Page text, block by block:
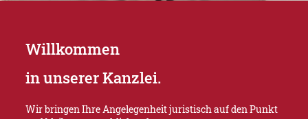
Willkommen
in unserer Kanzlei.
Wir bringen Ihre Angelegenheit juristisch auf den Punkt